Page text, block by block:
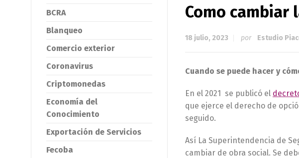
Como cambiar
18 julio, 2023 por Estudio
Cuando se puede hacer y
En el 2021 se publicó el
que ejerce el derecho de
seguido.
Así La Superintendencia de
cambiar de obra social. Se
BCRA
Blanqueo
Comercio exterior
Coronavirus
Criptomonedas
Economía del
Conocimiento
Exportación de Servicios
Fecoba